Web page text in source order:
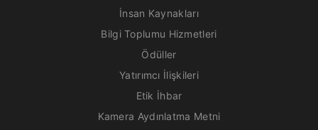
İnsan Kaynakları
Bilgi Toplumu Hizmetleri
Ödüller
Yatırımcı İlişkileri
Etik İhbar
Kamera Aydınlatma Metni